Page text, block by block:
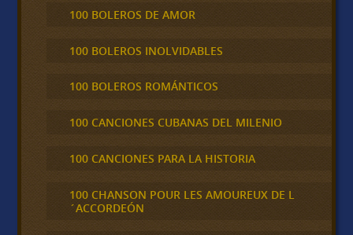
100 BOLEROS DE AMOR
100 BOLEROS INOLVIDABLES
100 BOLEROS ROMÁNTICOS
100 CANCIONES CUBANAS DEL MILENIO
100 CANCIONES PARA LA HISTORIA
100 CHANSON POUR LES AMOUREUX DE L
´ACCORDEÓN